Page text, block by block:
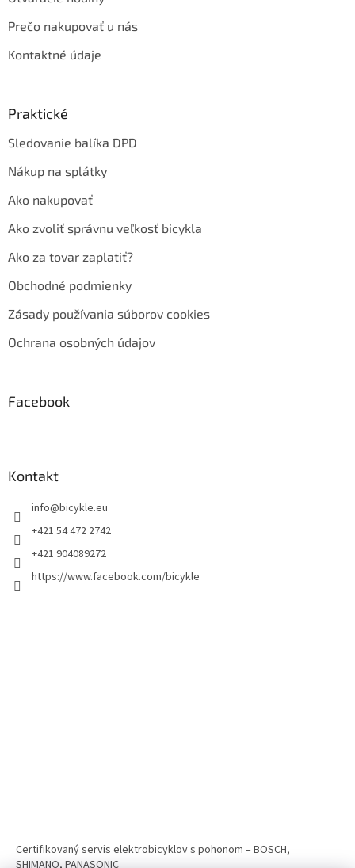
Prečo nakupovať u nás
Kontaktné údaje
Praktické
Sledovanie balíka DPD
Nákup na splátky
Ako nakupovať
Ako zvoliť správnu veľkosť bicykla
Ako za tovar zaplatiť?
Obchodné podmienky
Zásady používania súborov cookies
Ochrana osobných údajov
Facebook
Kontakt
info@bicykle.eu
+421 54 472 2742
+421 904089272
https://www.facebook.com/bicykle
Certifikovaný servis elektrobicyklov s pohonom – BOSCH,